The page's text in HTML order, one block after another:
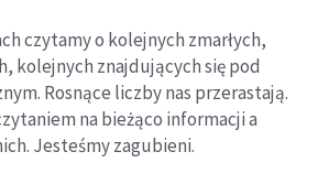
czytamy o kolejnych zmarłych,
kolejnych znajdujących się pod
Rosnące liczby nas przerastają.
na bieżąco informacji a
Jesteśmy zagubieni.